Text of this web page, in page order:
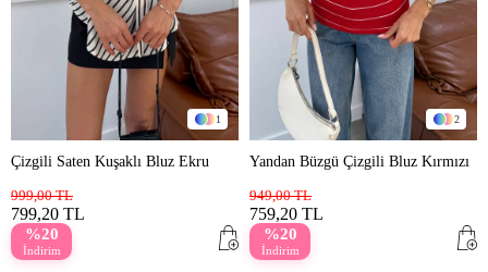
1
Çizgili Saten Kuşaklı Bluz Ekru
799,20 TL
999,00 TL
%20
İndirim
2
Yandan Büzgü Çizgili Bluz Kırmızı
759,20 TL
949,00 TL
%20
İndirim